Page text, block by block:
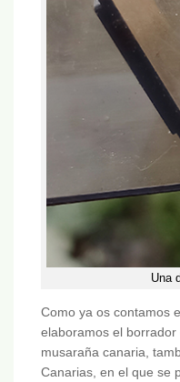
Una
Como ya os contamos
elaboramos el
musaraña canaria,
Canarias, en el que se